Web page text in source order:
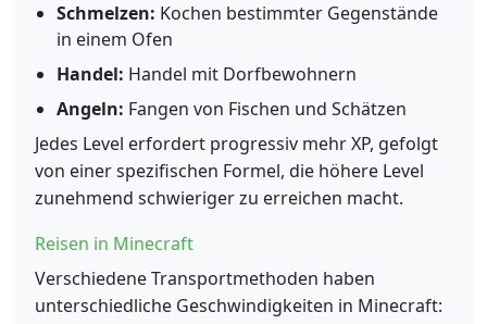
Schmelzen: Kochen bestimmter Gegenstände
in einem Ofen
Handel: Handel mit Dorfbewohnern
Angeln: Fangen von Fischen und Schätzen
Jedes Level erfordert progressiv mehr XP, gefolgt
von einer spezifischen Formel, die höhere Level
zunehmend schwieriger zu erreichen macht.
Reisen in Minecraft
Verschiedene Transportmethoden haben
unterschiedliche Geschwindigkeiten in Minecraft: